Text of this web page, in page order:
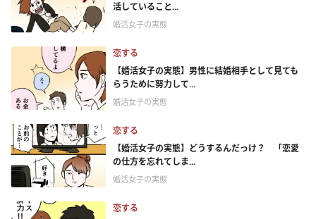
活していること...
婚活女子の実態
恋する
【婚活女子の実態】男性に結婚相手として見ても
らうために努力して...
婚活女子の実態
恋する
【婚活女子の実態】どうするんだっけ？ 「恋愛
の仕方を忘れてしま...
婚活女子の実態
恋する